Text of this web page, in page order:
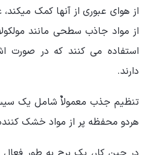
از هوای عبوری از آنها کمک
استفاده می کنند که در صورت
دارند.
تنظیم جذب معمولاٌ شامل یک
هردو محفظه پر از مواد خشک